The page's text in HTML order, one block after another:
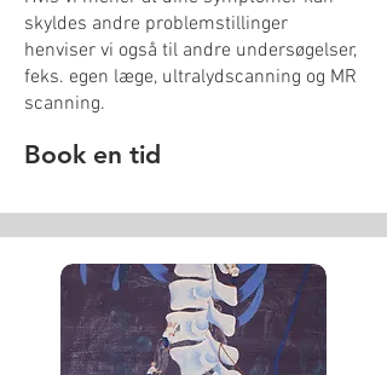
skyldes andre problemstillinger
henviser vi også til andre undersøgelser,
feks. egen læge, ultralydscanning og MR
scanning.
Book en tid